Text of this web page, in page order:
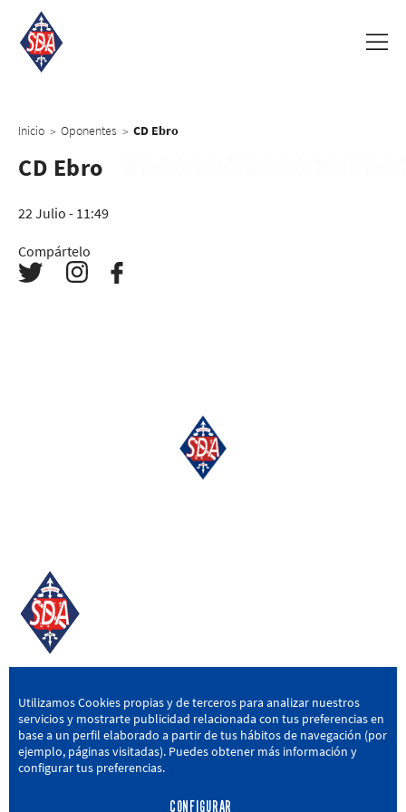
Inicio > Oponentes > CD Ebro
CD Ebro
22 Julio - 11:49
Compártelo
SD AMOREBIETA
San Miguel Kalea, 16, 48340 Amorebieta, Bizkaia
946 604 751 | sda@sdamorebieta.eus
Utilizamos Cookies propias y de terceros para analizar nuestros
servicios y mostrarte publicidad relacionada con tus preferencias en
base a un perfil elaborado a partir de tus hábitos de navegación (por
ejemplo, páginas visitadas). Puedes obtener más información y
configurar tus preferencias.
CONFIGURAR